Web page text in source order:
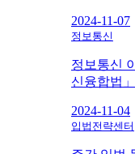
2024-11-07
정보통신
정보통신
신융합법
2024-11-04
입법전략센터